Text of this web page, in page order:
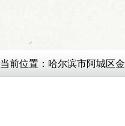
当前位置： 哈尔滨市阿城区